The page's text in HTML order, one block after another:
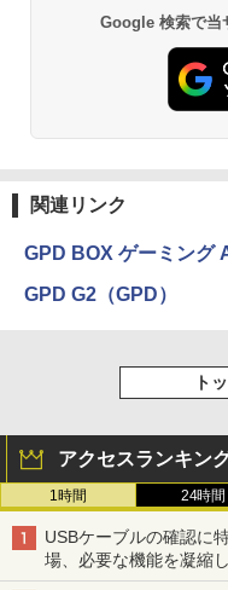
Google 検索で当
関連リンク
GPD BOX ゲーミング
GPD G2（GPD）
ト
アクセスランキン
1時間 24時間
USBケーブルの確認に
場、必要な機能を凝縮